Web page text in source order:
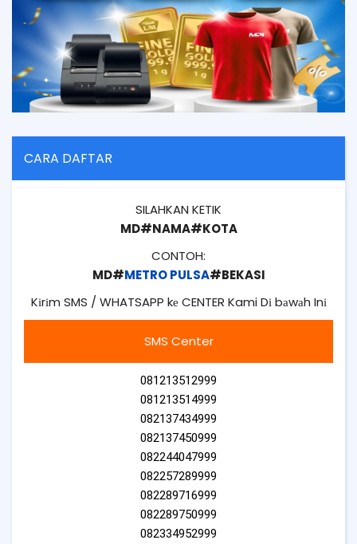
CARA DAFTAR
SILAHKAN KETIK
MD#NAMA#KOTA
CONTOH:
MD#METRO PULSA#BEKASI
Kіrіm SMS / WHATSAPP kе CENTER Kami Dі bаwаh Inі
SMS Center
081213512999
081213514999
082137434999
082137450999
082244047999
082257289999
082289716999
082289750999
082334952999